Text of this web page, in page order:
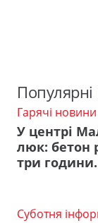
Гарячі новини
У центрі
люк: бетон
три
Суботня